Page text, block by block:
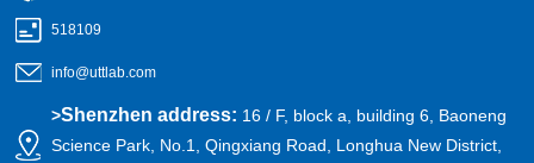
518109
info@uttlab.com
>Shenzhen address: 16 / F, block a, building 6, Baoneng
Science Park, No.1, Qingxiang Road, Longhua New District,